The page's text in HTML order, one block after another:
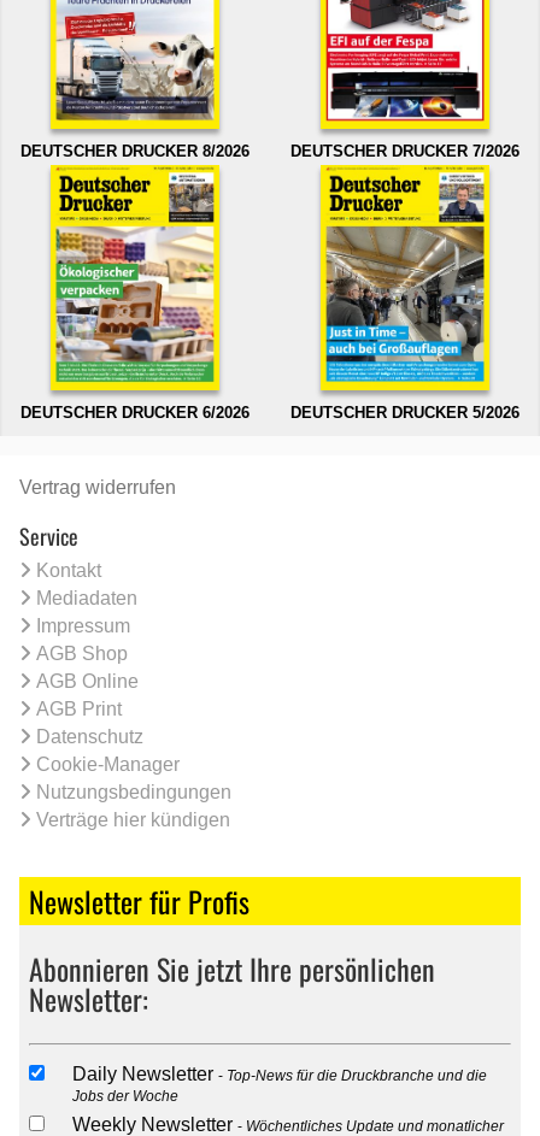
DEUTSCHER DRUCKER 8/2026 DEUTSCHER DRUCKER 7/2026
DEUTSCHER DRUCKER 6/2026 DEUTSCHER DRUCKER 5/2026
Vertrag widerrufen
Service
Kontakt
Mediadaten
Impressum
AGB Shop
AGB Online
AGB Print
Datenschutz
Cookie-Manager
Nutzungsbedingungen
Verträge hier kündigen
Newsletter für Profis
Abonnieren Sie jetzt Ihre persönlichen
Newsletter:
Daily Newsletter
Top-News für die Druckbranche und die
Jobs der Woche
Weekly Newsletter
Wöchentliches Update und monatlicher